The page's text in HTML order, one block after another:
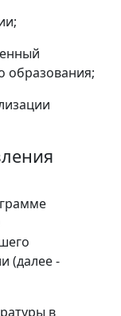
образования;
(далее -
в